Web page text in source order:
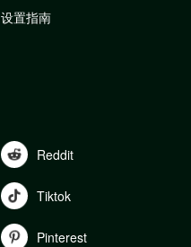
设置指南
Reddit
Tiktok
Pinterest